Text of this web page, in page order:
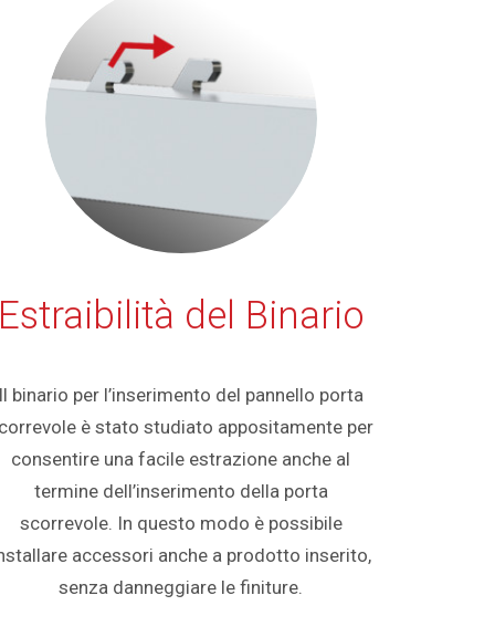
del Binario
binario per l’inserimento del pannello porta
è stato studiato appositamente per
consentire una facile estrazione anche al
termine dell’inserimento della porta
scorrevole. In questo modo è possibile
accessori anche a prodotto inserito,
senza danneggiare le finiture.